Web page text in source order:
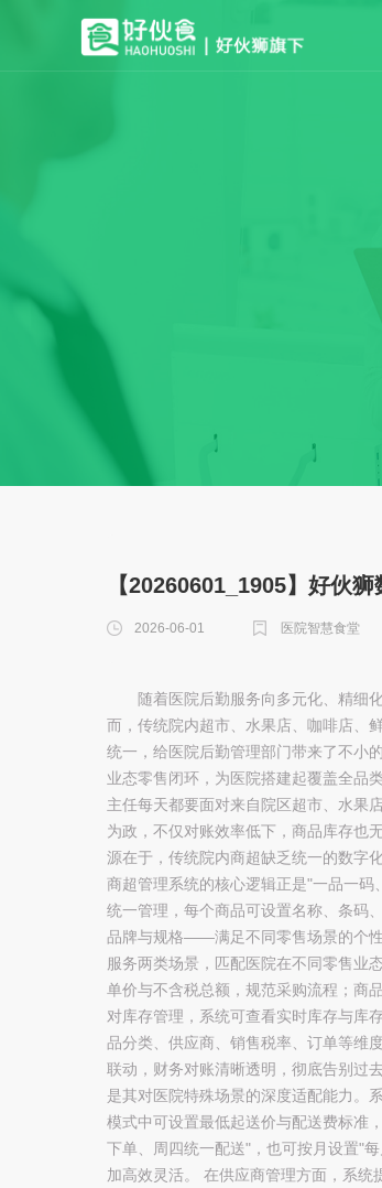
【20260601_1905】好伙
2026-06-01 医院智慧食堂
随着医院后勤服务向多元化、精细
而，传统院内超市、水果店、咖啡店、
统一，给医院后勤管理部门带来了不小
业态零售闭环，为医院搭建起覆盖全品
主任每天都要面对来自院区超市、水果
为政，不仅对账效率低下，商品库存也
源在于，传统院内商超缺乏统一的数字
商超管理系统的核心逻辑正是"一品一
统一管理，每个商品可设置名称、条码
品牌与规格——满足不同零售场景的个
服务两类场景，匹配医院在不同零售业
单价与不含税总额，规范采购流程；商
对库存管理，系统可查看实时库存与库
品分类、供应商、销售税率、订单等维
联动，财务对账清晰透明，彻底告别过
是其对医院特殊场景的深度适配能力。
模式中可设置最低起送价与配送费标准
下单、周四统一配送"，也可按月设置"
加高效灵活。 在供应商管理方面，系